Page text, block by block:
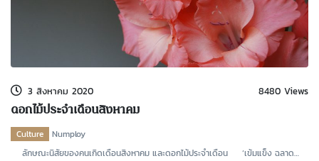
Channel Facebook
Twitter
Channel Youtube
3 สิงหาคม 2020 8480 Views
ดอกไม้ประจำเดือนสิงหาคม
Culture
Numploy
ลักษณะนิสัยของคนเกิดเดือนสิงหาคม และดอกไม้ประจำเดือน ‘เข้มแข็ง ฉลาด